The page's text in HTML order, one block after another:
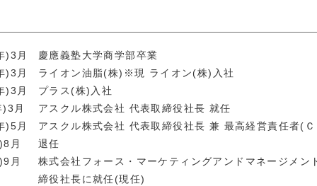
)3月
慶應義塾大学商学部卒業
)3月
ライオン油脂(株)※現 ライオン(株)入社
)3月
プラス(株)入社
月
アスクル株式会社 代表取締役社長 就任
)5月
アスクル株式会社 代表取締役社長 兼 最高経営責任者(
月
退任
月
株式会社フォース・マーケティングアンドマネージメン
締役社長に就任(現任)